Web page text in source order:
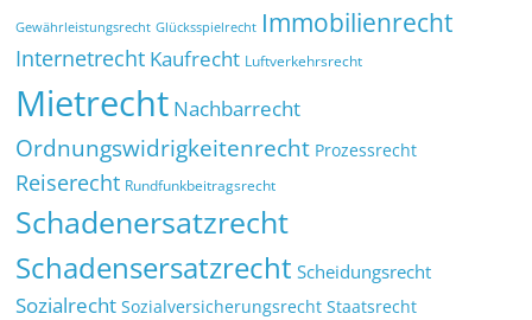
Gewährleistungsrecht Glücksspielrecht Immobilienrecht
Internetrecht Kaufrecht Luftverkehrsrecht
Mietrecht Nachbarrecht
Ordnungswidrigkeitenrecht Prozessrecht
Reiserecht Rundfunkbeitragsrecht
Schadenersatzrecht
Schadensersatzrecht Scheidungsrecht
Sozialrecht Sozialversicherungsrecht Staatsrecht